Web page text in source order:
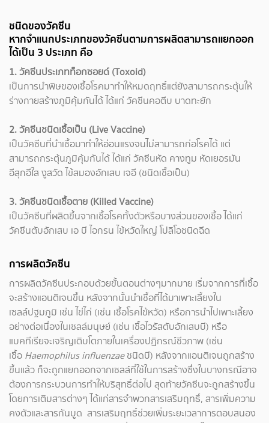
ชนิดของวัคซีน
หากจำแนกประเภทของวัคซีนตามการผลิตสามารถแยกออก
ได้เป็น 3 ประเภท คือ
1. วัคซีนประเภทท็อกซอยด์ (Toxoid)
เป็นการนำพิษของเชื้อโรคมาทำให้หมดฤทธิ์แต่ยังสามารถกระตุ้นให้
ร่างกายสร้างภูมิคุ้มกันได้ ได้แก่ วัคซีนคอตีบ บาดทะยัก
2. วัคซีนชนิดเชื้อเป็น (Live Vaccine)
เป็นวัคซีนที่นำเชื้อมาทำให้อ่อนแรงจนไม่สามารถก่อโรคได้ แต่
สามารถกระตุ้นภูมิคุ้มกันได้ ได้แก่ วัคซีนหัด คางทูม หัดเยอรมัน
อีสุกอีใส งูสวัด ไข้สมองอักเสบ เจอี (ชนิดเชื้อเป็น)
3. วัคซีนชนิดเชื้อตาย (Killed Vaccine)
เป็นวัคซีนที่ผลิตขึ้นจากเชื้อโรคทั้งตัวหรือบางส่วนของเชื้อ ได้แก่
วัคซีนตับอักเสบ เอ บี ไอกรน ไข้หวัดใหญ่ โปลิโอชนิดฉีด
การผลิตวัคซีน
การผลิตวัคซีนประกอบด้วยขั้นตอนต่างๆมากมาย เริ่มจากการที่เชื้อ
จะสร้างแอนติเจนขึ้น หลังจากนั้นนำเชื้อที่ได้มาเพาะเลี้ยงใน
เซลล์ปฐมภูมิ เช่น ไข่ไก่ (เช่น เชื้อโรคไข้หวัด) หรือการนำไปเพาะเลี้ยง
อย่างต่อเนื่องในเซลล์มนุษย์ (เช่น เชื้อไวรัสตับอักเสบบี) หรือ
แบคทีเรียจะเจริญเติบโตภายในเครื่องปฏิกรณ์ชีวภาพ (เช่น
เชื้อ Haemophilus influenzaeชนิดบี) หลังจากแอนติเจนถูกสร้าง
ขึ้นแล้ว ก็จะถูกแยกออกจากเซลล์ที่ใช้ในการสร้างซึ่งในบางกรณีอาจ
ต้องการกระบวนการทำให้บริสุทธิ์ต่อไป สุดท้ายวัคซีนจะถูกสร้างขึ้น
โดยการเติมสารต่างๆ ได้แก่สารจำพวกสารเสริมฤทธิ์, สารเพิ่มความ
คงตัวและสารกันบูด สารเสริมฤทธิ์ช่วยเพิ่มระยะเวลาการตอบสนอง